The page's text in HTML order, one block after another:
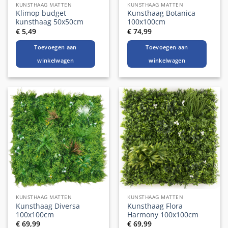
KUNSTHAAG MATTEN
Klimop budget
kunsthaag 50x50cm
€ 5,49
Toevoegen aan
winkelwagen
KUNSTHAAG MATTEN
Kunsthaag Botanica
100x100cm
€ 74,99
Toevoegen aan
winkelwagen
KUNSTHAAG MATTEN
Kunsthaag Diversa
100x100cm
€ 69,99
KUNSTHAAG MATTEN
Kunsthaag Flora
Harmony 100x100cm
€ 69,99